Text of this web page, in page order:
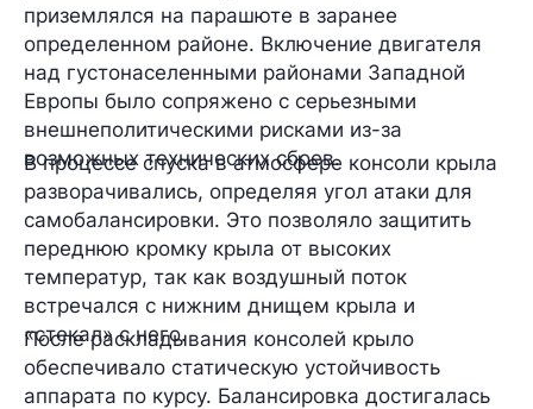
приземлялся на парашюте в заранее
определенном районе. Включение двигателя
над густонаселенными районами Западной
Европы было сопряжено с серьезными
внешнеполитическими рисками из-за
возможных технических сбоев.
В процессе спуска в атмосфере консоли крыла
разворачивались, определяя угол атаки для
самобалансировки. Это позволяло защитить
переднюю кромку крыла от высоких
температур, так как воздушный поток
встречался с нижним днищем крыла и
«стекал» с него.
После раскладывания консолей крыло
обеспечивало статическую устойчивость
аппарата по курсу. Балансировка достигалась